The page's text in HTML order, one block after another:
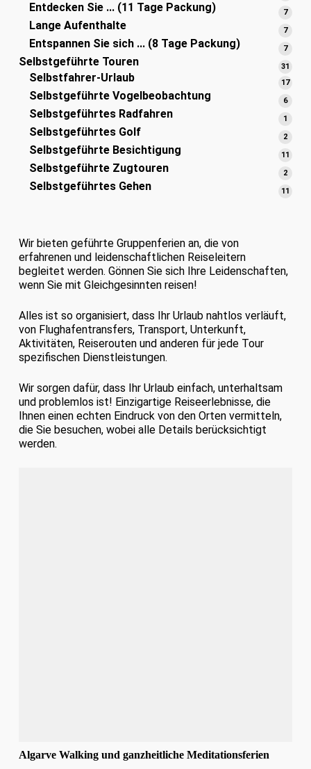
Entdecken Sie ... (11 Tage Packung) 77
Lange Aufenthalte 77
Entspannen Sie sich ... (8 Tage Packung) 77
Selbstgeführte Touren 31
Selbstfahrer-Urlaub 1717
Selbstgeführte Vogelbeobachtung 66
Selbstgeführtes Radfahren 1
Selbstgeführtes Golf 22
Selbstgeführte Besichtigung 11
Selbstgeführte Zugtouren 22
Selbstgeführtes Gehen 11
Wir bieten geführte Gruppenferien an, die von
erfahrenen und leidenschaftlichen Reiseleitern
begleitet werden. Gönnen Sie sich Ihre Leidenschaften,
wenn Sie mit Gleichgesinnten reisen!
Alles ist so organisiert, dass Ihr Urlaub nahtlos verläuft,
von Flughafentransfers, Transport, Unterkunft,
Aktivitäten, Reiserouten und anderen für jede Tour
spezifischen Dienstleistungen.
Wir sorgen dafür, dass Ihr Urlaub einfach, unterhaltsam
und problemlos ist! Einzigartige Reiseerlebnisse, die
Ihnen einen echten Eindruck von den Orten vermitteln,
die Sie besuchen, wobei alle Details berücksichtigt
werden.
Algarve Walking und ganzheitliche Meditationsferien